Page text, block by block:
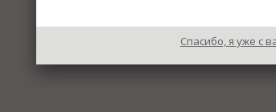
Спасибо, я уже с